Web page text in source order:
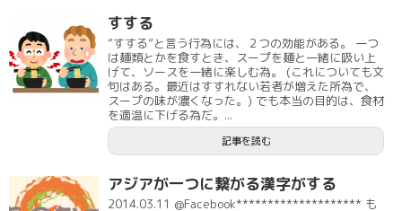
すする
”すする”と言う行為には、２つの効能がある。 一つ
は麺類とかを食すとき、スープを麺と一緒に吸い上
げて、ソースを一緒に楽しむ為。 (これについても文
句はある。最近はすすれない若者が増えた所為で、
スープの味が濃くなった。) でも本当の目的は、食材
を適温に下げる為だ。...
記事を読む
アジアが一つに繋がる漢字がする
2014.03.11 @Facebook******************** も